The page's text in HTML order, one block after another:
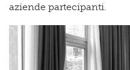
aziende partecipanti.